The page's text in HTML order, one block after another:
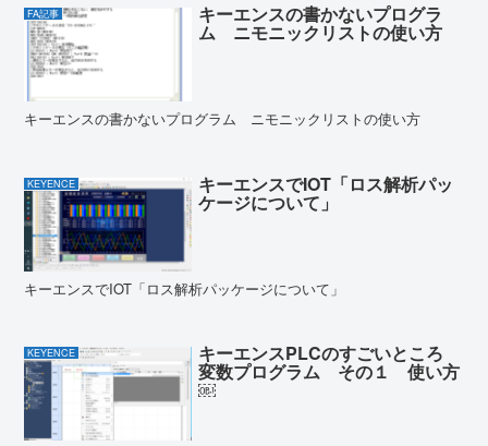
FA記事 キーエンスの書かないプログラ
ム ニモニックリストの使い方
キーエンスの書かないプログラム ニモニックリストの使い方
KEYENCE キーエンスでIOT「ロス解析パッ
ケージについて」
キーエンスでIOT「ロス解析パッケージについて」
KEYENCE キーエンスPLCのすごいところ
変数プログラム その１ 使い方
￼